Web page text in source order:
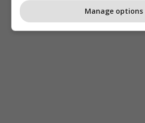
Manage options